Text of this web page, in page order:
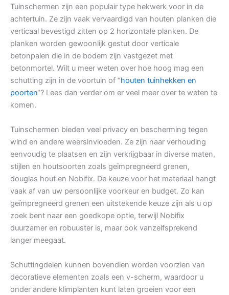
Tuinschermen zijn een populair type hekwerk voor in de
achtertuin. Ze zijn vaak vervaardigd van houten planken die
verticaal bevestigd zitten op 2 horizontale planken. De
planken worden gewoonlijk gestut door verticale
betonpalen die in de bodem zijn vastgezet met
betonmortel. Wilt u meer weten over hoe hoog mag een
schutting zijn in de voortuin of “houten tuinhekken en
poorten“? Lees dan verder om er veel meer over te weten te
komen.
Tuinschermen bieden veel privacy en bescherming tegen
wind en andere weersinvloeden. Ze zijn naar verhouding
eenvoudig te plaatsen en zijn verkrijgbaar in diverse maten,
stijlen en houtsoorten zoals geïmpregneerd grenen,
douglas hout en Nobifix. De keuze voor het materiaal hangt
vaak af van uw persoonlijke voorkeur en budget. Zo kan
geïmpregneerd grenen een uitstekende keuze zijn als u op
zoek bent naar een goedkope optie, terwijl Nobifix
duurzamer en robuuster is, maar ook vanzelfsprekend
langer meegaat.
Schuttingdelen kunnen bovendien worden voorzien van
decoratieve elementen zoals een v-scherm, waardoor u
onder andere klimplanten kunt laten groeien voor een